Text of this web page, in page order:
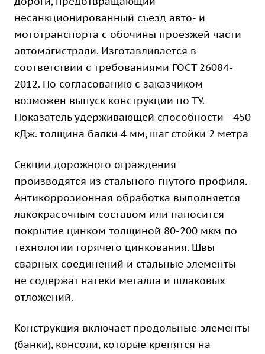
несанкционированный съезд авто- и
мототранспорта с обочины проезжей части
автомагистрали. Изготавливается в
соответствии с требованиями ГОСТ 26084-
2012. По согласованию с заказчиком
возможен выпуск конструкции по ТУ.
Показатель удерживающей способности - 450
кДж. толщина балки 4 мм, шаг стойки 2 метра
Секции дорожного ограждения
производятся из стального гнутого профиля.
Антикоррозионная обработка выполняется
лакокрасочным составом или наносится
покрытие цинком толщиной 80-200 мкм по
технологии горячего цинкования. Швы
сварных соединений и стальные элементы
не содержат натеки металла и шлаковых
отложений.
Конструкция включает продольные элементы
(банки), консоли, которые крепятся на